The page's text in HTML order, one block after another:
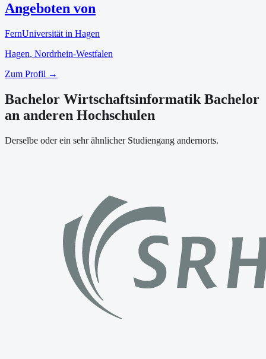
Angeboten von
FernUniversität in Hagen
Hagen, Nordrhein-Westfalen
Zum Profil →
Bachelor Wirtschaftsinformatik Bachelor
an anderen Hochschulen
Derselbe oder ein sehr ähnlicher Studiengang andernorts.